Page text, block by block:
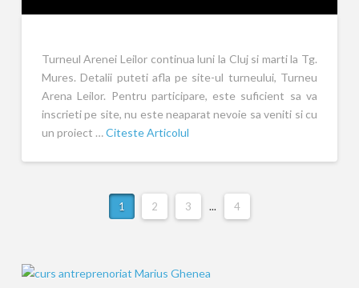
Turneul Arenei Leilor continua luni la Cluj si marti la Tg.
Mures. Detalii puteti afla pe site-ul turneului, Turneu
Arena Leilor. Pentru participare, este suficient sa va
inscrieti pe site, nu este neaparat nevoie sa veniti si cu
un proiect …Citeste Articolul
1 2 3 ... 4